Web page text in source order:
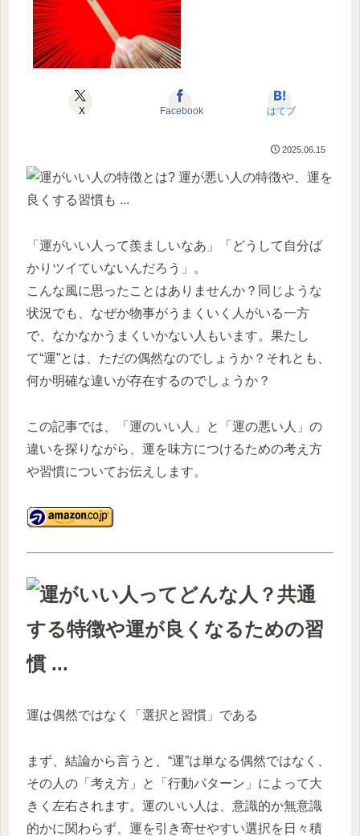
X Facebook はてブ
2025.06.15
「運がいい人って羨ましいなあ」「どうして自分ば
かりツイていないんだろう」。
こんな風に思ったことはありませんか？同じような
状況でも、なぜか物事がうまくいく人がいる一方
で、なかなかうまくいかない人もいます。果たし
て“運”とは、ただの偶然なのでしょうか？それとも、
何か明確な違いが存在するのでしょうか？
この記事では、「運のいい人」と「運の悪い人」の
違いを探りながら、運を味方につけるための考え方
や習慣についてお伝えします。
運は偶然ではなく「選択と習慣」である
まず、結論から言うと、“運”は単なる偶然ではなく、
その人の「考え方」と「行動パターン」によって大
きく左右されます。運のいい人は、意識的か無意識
的かに関わらず、運を引き寄せやすい選択を日々積